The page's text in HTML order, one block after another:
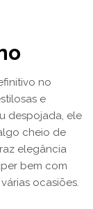
no
e
despojada, ele
cheio de
elegância
bem com
ocasiões.